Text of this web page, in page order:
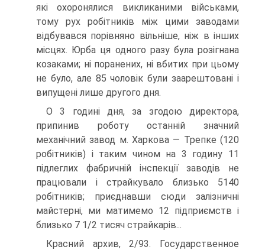
які охоронялися викликаними військами,
тому рух робітників між цими заводами
відбувався порівняно вільніше, ніж в інших
місцях. Юрба ця одного разу була розігнана
козаками; ні поранених, ні вбитих при цьому
не було, але 85 чоловік були заарештовані і
випущені лише другого дня.
O 3 годині дня, за згодою директора,
припинив роботу останній значний
механічний завод м. Харкова — Трепке (120
робітників) і таким чином на 3 годину 11
підлеглих фабричній інспекції заводів не
працювали і страйкувало близько 5140
робітників; приєднавши сюди залізничні
майстерні, ми матимемо 12 підприємств і
близько 7 1/2 тисяч страйкарів...
Красний архив, 2/93. Государственное